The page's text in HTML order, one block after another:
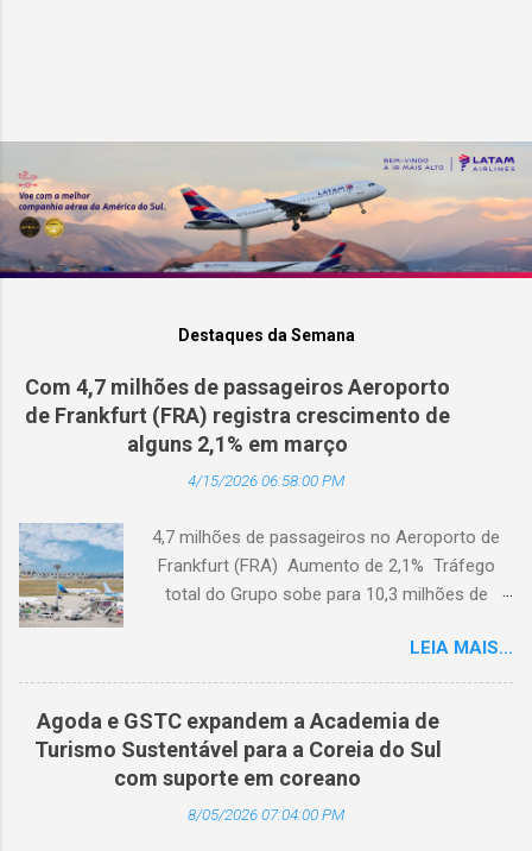
Destaques da Semana
Com 4,7 milhões de passageiros Aeroporto
de Frankfurt (FRA) registra crescimento de
alguns 2,1% em março
4/15/2026 06:58:00 PM
4,7 milhões de passageiros no Aeroporto de
Frankfurt (FRA) Aumento de 2,1% Tráfego
total do Grupo sobe para 10,3 milhões de
4,7 milhões de passageiros utilizaram o
Aeroporto de Frankfurt (FRA) em março de
2026. O tráfego no mês em análise registrou
um crescimento anual de 2,1%, apesar dos
impactos extraordinários resultantes de dois
dias de greve e da atual conjuntura geopolítica.
Cerca de 100 mil passageiros no FRA foram
LEIA MAIS...
Agoda e GSTC expandem a Academia de
Turismo Sustentável para a Coreia do Sul
com suporte em coreano
8/05/2026 07:04:00 PM